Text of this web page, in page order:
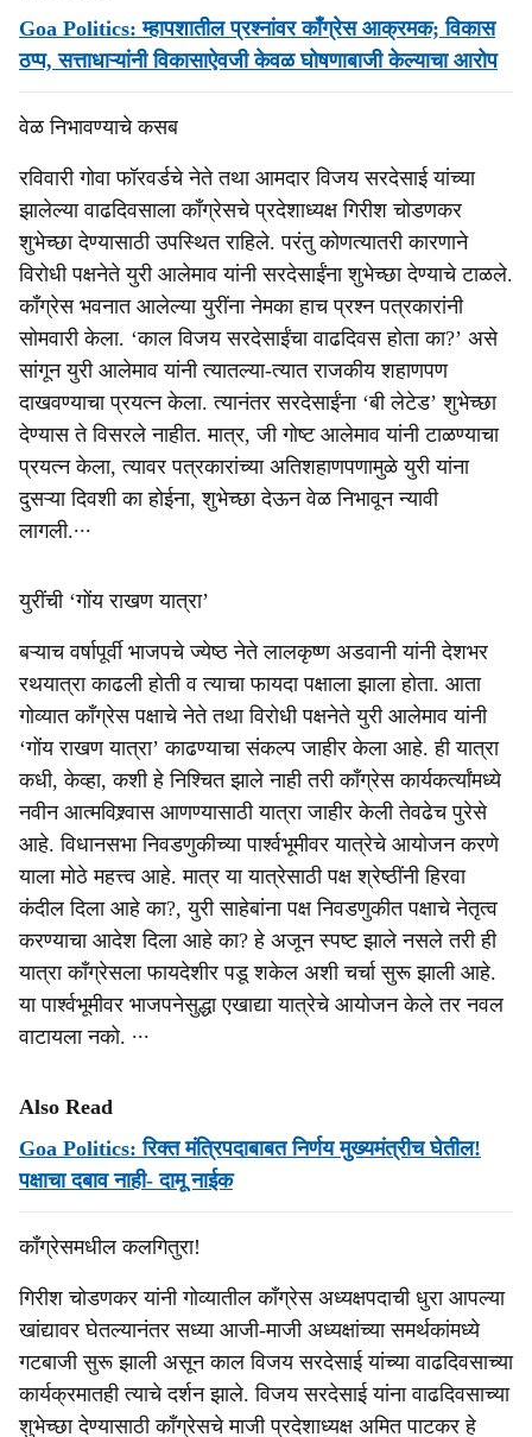
Goa Politics: म्हापशातील प्रश्नांवर काँग्रेस आक्रमक; विकास
ठप्प, सत्ताधाऱ्यांनी विकासाऐवजी केवळ घोषणाबाजी केल्याचा आरोप
वेळ निभावण्याचे कसब
रविवारी गोवा फॉरवर्डचे नेते तथा आमदार विजय सरदेसाई यांच्या
झालेल्या वाढदिवसाला काँग्रेसचे प्रदेशाध्यक्ष गिरीश चोडणकर
शुभेच्छा देण्यासाठी उपस्थित राहिले. परंतु कोणत्यातरी कारणाने
विरोधी पक्षनेते युरी आलेमाव यांनी सरदेसाईंना शुभेच्छा देण्याचे टाळले.
काँग्रेस भवनात आलेल्या युरींना नेमका हाच प्रश्न पत्रकारांनी
सोमवारी केला. ‘काल विजय सरदेसाईंचा वाढदिवस होता का?’ असे
सांगून युरी आलेमाव यांनी त्यातल्या-त्यात राजकीय शहाणपण
दाखवण्याचा प्रयत्न केला. त्यानंतर सरदेसाईंना ‘बी लेटेड’ शुभेच्छा
देण्यास ते विसरले नाहीत. मात्र, जी गोष्ट आलेमाव यांनी टाळण्याचा
प्रयत्न केला, त्यावर पत्रकारांच्या अतिशहाणपणामुळे युरी यांना
दुसऱ्या दिवशी का होईना, शुभेच्छा देऊन वेळ निभावून न्यावी
लागली.∙∙∙
युरींची ‘गोंय राखण यात्रा’
बऱ्याच वर्षापूर्वी भाजपचे ज्येष्ठ नेते लालकृष्ण अडवानी यांनी देशभर
रथयात्रा काढली होती व त्याचा फायदा पक्षाला झाला होता. आता
गोव्यात काँग्रेस पक्षाचे नेते तथा विरोधी पक्षनेते युरी आलेमाव यांनी
‘गोंय राखण यात्रा’ काढण्याचा संकल्प जाहीर केला आहे. ही यात्रा
कधी, केव्हा, कशी हे निश्चित झाले नाही तरी काँग्रेस कार्यकर्त्यांमध्ये
नवीन आत्मविश्र्वास आणण्यासाठी यात्रा जाहीर केली तेवढेच पुरेसे
आहे. विधानसभा निवडणुकीच्या पार्श्वभूमीवर यात्रेचे आयोजन करणे
याला मोठे महत्त्‍व आहे. मात्र या यात्रेसाठी पक्ष श्रेष्ठींनी हिरवा
कंदील दिला आहे का?, युरी साहेबांना पक्ष निवडणुकीत पक्षाचे नेतृत्व
करण्याचा आदेश दिला आहे का? हे अजून स्पष्ट झाले नसले तरी ही
यात्रा काँग्रेसला फायदेशीर पडू शकेल अशी चर्चा सुरू झाली आहे.
या पार्श्वभूमीवर भाजपनेसुद्धा एखाद्या यात्रेचे आयोजन केले तर नवल
वाटायला नको. ∙∙∙
Also Read
Goa Politics: रिक्त मंत्रिपदाबाबत निर्णय मुख्यमंत्रीच घेतील!
पक्षाचा दबाव नाही- दामू नाईक
काँग्रेसमधील कलगितुरा!
गिरीश चोडणकर यांनी गोव्‍यातील काँग्रेस अध्‍यक्षपदाची धुरा आपल्‍या
खांद्यावर घेतल्‍यानंतर सध्‍या आजी-माजी अध्‍यक्षांच्‍या समर्थकांमध्‍ये
गटबाजी सुरू झाली असून काल विजय सरदेसाई यांच्‍या वाढदिवसाच्‍या
कार्यक्रमातही त्‍याचे दर्शन झाले. विजय सरदेसाई यांना वाढदिवसाच्‍या
शुभेच्‍छा देण्‍यासाठी काँग्रेसचे माजी प्रदेशाध्‍यक्ष अमित पाटकर हे